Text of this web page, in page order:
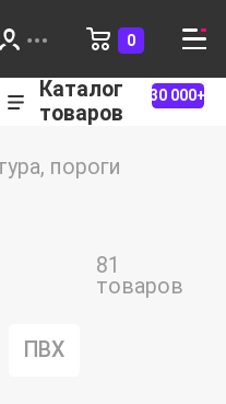
0
Каталог
товаров
30 000+
пороги
81
товаров
ПВХ